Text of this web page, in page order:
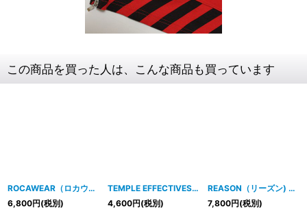
この商品を買った人は、こんな商品も買っています
ROCAWEAR（ロカウェア）STAR & LOGO Tシャツ(チャコール) [1804hp27
6,800円(税別)
TEMPLE EFFECTIVES BIZ Tシャツ（ホワイト） [
4,600円(税別)
REASON（リーズン) SEQUIN HEADDRESSTシャツ(BLUE)
7,800円(税別)